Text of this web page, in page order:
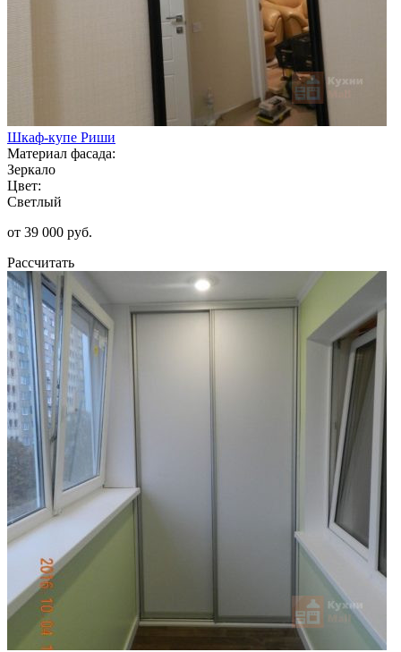
Шкаф-купе Риши
Материал фасада:
Зеркало
Цвет:
Светлый
от 39 000 руб.
Рассчитать